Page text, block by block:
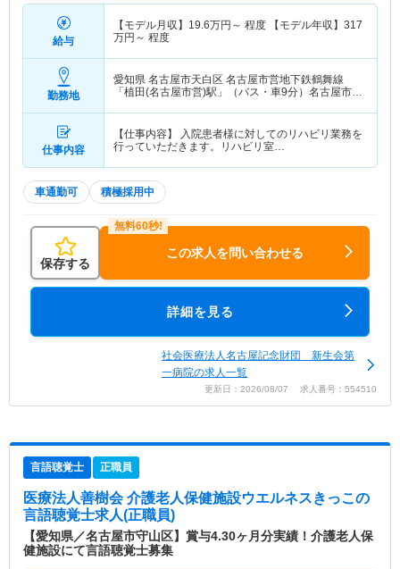
給与
【モデル月収】 19.6万円～ 程度 【モデル年収】 317
万円～ 程度
勤務地
愛知県 名古屋市天白区 名古屋市営地下鉄鶴舞線
「植田(名古屋市営)駅」（バス・車9分）名古屋市営
仕事内容
【仕事内容】 入院患者様に対してのリハビリ業務を
行っていただきます。リハビリ室…
車通勤可 積極採用中
保存する
この求人を問い合わせる
詳細を見る
社会医療法人名古屋記念財団 新生会第
一病院の求人一覧
更新日：2026/08/07 求人番号：554510
言語聴覚士 正職員
医療法人善樹会 介護老人保健施設ウエルネスきっこ の
言語聴覚士求人(正職員)
【愛知県／名古屋市守山区】賞与4.30ヶ月分実績！介護老人保
健施設にて言語聴覚士募集